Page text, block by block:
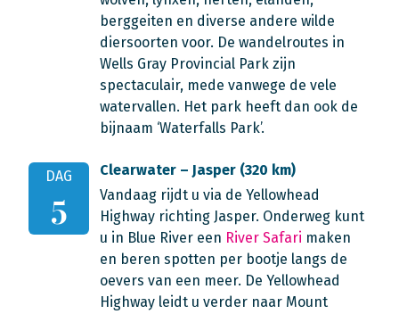
berggeiten en diverse andere wilde
diersoorten voor. De wandelroutes in
Wells Gray Provincial Park zijn
spectaculair, mede vanwege de vele
watervallen. Het park heeft dan ook de
bijnaam ‘Waterfalls Park’.
DAG
5
Clearwater – Jasper (320 km)
Vandaag rijdt u via de Yellowhead
Highway richting Jasper. Onderweg kunt
u in Blue River een River Safari maken
en beren spotten per bootje langs de
oevers van een meer. De Yellowhead
Highway leidt u verder naar Mount